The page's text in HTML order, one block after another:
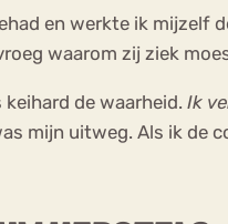
en werkte ik mijzelf
waarom zij ziek
de waarheid. Ik
mijn uitweg. Als ik de